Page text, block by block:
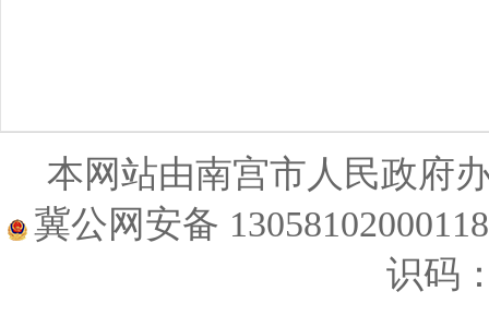
本网站由南宫市人民政
冀公网安备
识码